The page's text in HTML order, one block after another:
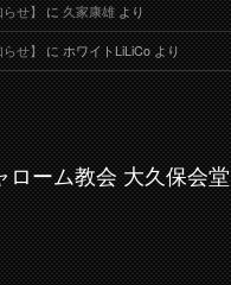
らせ】に久家康雄より
らせ】にホワイトLiLiCoより
ローム教会 大久保会堂